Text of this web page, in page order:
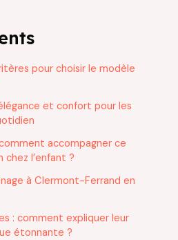
pour choisir le modèle
et confort pour les
accompagner ce
l’enfant ?
à Clermont-Ferrand en
: comment expliquer leur
étonnante ?